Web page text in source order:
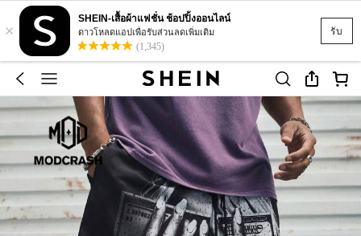
รับ
×
SHEIN-เสื้อผ้าแฟชั่น ช้อปปิ้งออนไลน์
ดาวโหลดแอปเพื่อรับส่วนลดเพิ่มเติม
(1,345)